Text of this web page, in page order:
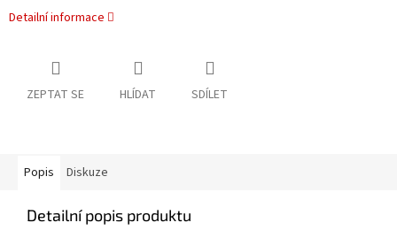
Detailní informace
ZEPTAT SE HLÍDAT SDÍLET
Popis Diskuze
Detailní popis produktu